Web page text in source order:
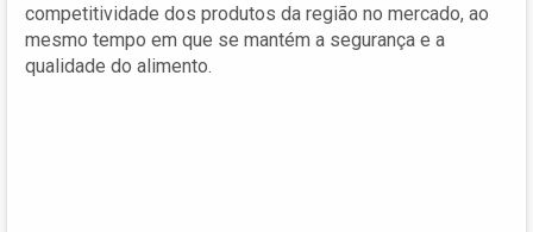
competitividade dos produtos da região no mercado, ao
mesmo tempo em que se mantém a segurança e a
qualidade do alimento.